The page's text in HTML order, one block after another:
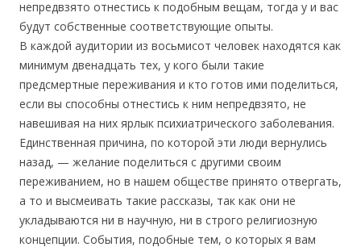
непредвзято отнестись к подобным вещам, тогда у и вас
будут собственные соответствующие опыты.
В каждой аудитории из восьмисот человек находятся как
минимум двенадцать тех, у кого были такие
предсмертные переживания и кто готов ими поделиться,
если вы способны отнестись к ним непредвзято, не
навешивая на них ярлык психиатрического заболевания.
Единственная причина, по которой эти люди вернулись
назад, — желание поделиться с другими своим
переживанием, но в нашем обществе принято отвергать,
а то и высмеивать такие рассказы, так как они не
укладываются ни в научную, ни в строго религиозную
концепции. События, подобные тем, о которых я вам